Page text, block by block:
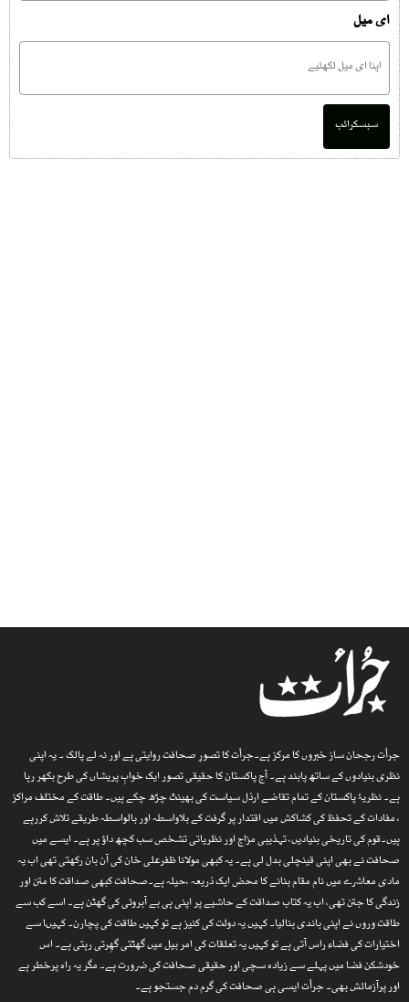
ای میل
سبسکرائب
جرأت رجحان ساز خبروں کا مرکز ہے۔جرأت کا تصورِ صحافت روایتی ہے اور نہ لے پالک ۔ یہ اپنی
نظری بنیادوں کے ساتھ پابند ہے۔ آج پاکستان کا حقیقی تصور ایک خوابِ پریشاں کی طرح بکھر رہا
ہے۔ نظریۂ پاکستان کے تمام تقاضے ارذل سیاست کی بھینٹ چڑھ چکے ہیں۔ طاقت کے مختلف مراکز
، مفادات کے تحفظ کی کشاکش میں اقتدار پر گرفت کے بلاواسطہ اور بالواسطہ طریقے تلاش کررہے
ہیں۔قوم کی تاریخی بنیادیں، تہذیبی مزاج اور نظریاتی تشخص سب کچھ داؤ پر ہے۔ ایسے میں
صحافت نے بھی اپنی قینچلی بدل لی ہے۔ یہ کبھی مولانا ظفرعلی خان کی آن بان رکھتی تھی اب یہ
مادی معاشرے میں نام مقام بنانے کا محض ایک ذریعہ ،حیلہ ہے۔صحافت کبھی صداقت کا متن اور
زندگی کا جتن تھی، اب یہ کتاب صداقت کے حاشیے پر اپنی ہی بے آبروئی کی گھٹن ہے۔ اسے کب سے
طاقت وروں نے اپنی باندی بنالیا۔ کہیں یہ دولت کی کنیز ہے تو کہیں طاقت کی پچارن۔ کہیںا سے
اختیارات کی فضاء راس آتی ہے تو کہیں یہ تعلقات کی امر بیل میں گھٹتی گھِرتی رہتی ہے۔ اس
خودشکن فضا میں پہلے سے زیادہ سچی اور حقیقی صحافت کی ضرورت ہے۔ مگر یہ راہ پرخطر ہے
اور پرآزمائش بھی۔ جرأت ایسی ہی صحافت کی گرم دم جستجو ہے۔